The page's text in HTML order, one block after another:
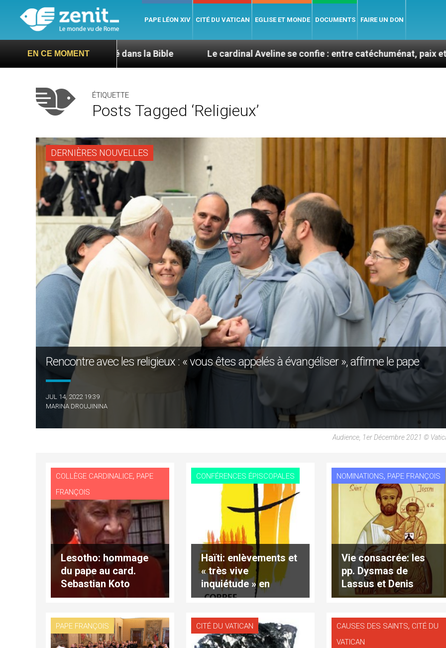
PAPE LÉON XIV CITÉ DU VATICAN EGLISE ET MONDE DOCUMENTS FAIRE UN DON
EN CE MOMENT
L’hospitalité dans la Bible Le cardinal Aveline se confie : entre catéchuménat, paix et défis
ÉTIQUETTE
Posts Tagged ‘religieux’
DERNIÈRES NOUVELLES
Rencontre avec les religieux : « vous êtes appelés à évangéliser », affirme le pape
JUL 14, 2022 19:39
MARINA DROUJININA
Audience, 1er Décembre 2021 ©
COLLÈGE CARDINALICE, PAPE
FRANÇOIS
Lesotho: hommage
du pape au card.
Sebastian Koto
Khoarai
CONFÉRENCES ÉPISCOPALES
Haïti: enlèvements et
« très vive
inquiétude » en
France
NOMINATIONS, PAPE FRANÇOIS
Vie consacrée: les
pp. Dysmas de
Lassus et Denis
Chardonnens
PAPE FRANÇOIS CITÉ DU VATICAN CAUSES DES SAINTS, CITÉ DU
VATICAN